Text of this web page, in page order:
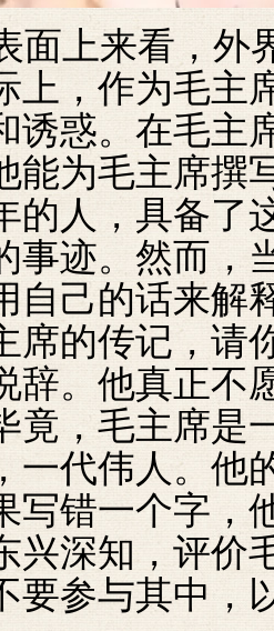
上来看，外
上，作为毛主
诱惑。在毛主
能为毛主席撰
的人，具备了
事迹。然而，
自己的话来解
席的传记，请
辞。他真正不
竟，毛主席是
一代伟人。他
写错一个字，
兴深知，评价
要参与其中，